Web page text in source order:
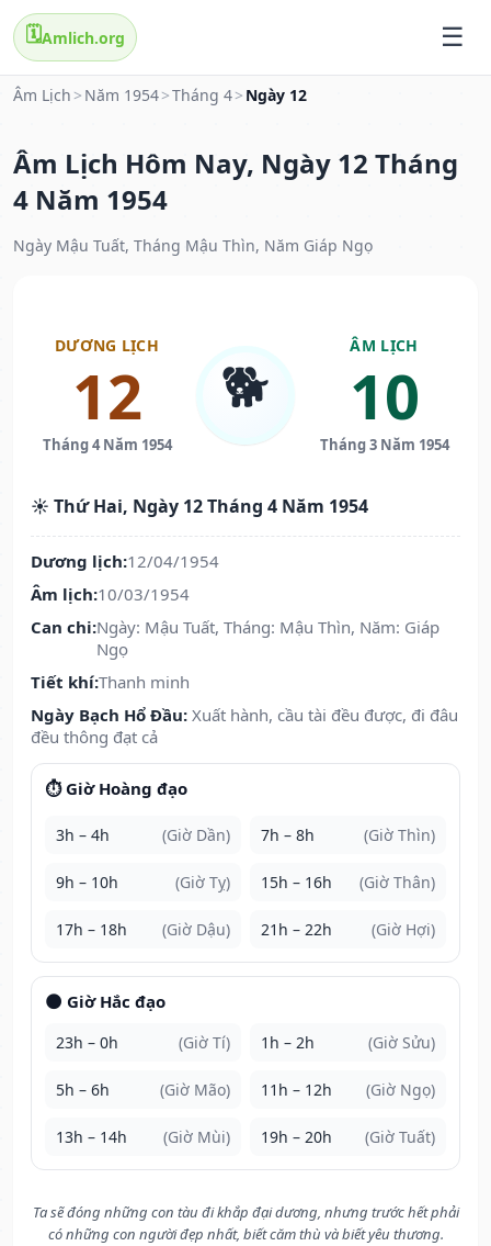
🗓️Amlich.org
Âm Lịch > Năm 1954>Tháng 4> Ngày 12
Âm Lịch Hôm Nay, Ngày 12 Tháng
4 Năm 1954
Ngày Mậu Tuất, Tháng Mậu Thìn, Năm Giáp Ngọ
DƯƠNG LỊCH
12
Tháng 4 Năm 1954
🐕
ÂM LỊCH
10
Tháng 3 Năm 1954
☀️ Thứ Hai, Ngày 12 Tháng 4 Năm 1954
Dương lịch:12/04/1954
Âm lịch:10/03/1954
Can chi:Ngày: Mậu Tuất, Tháng: Mậu Thìn, Năm: Giáp
Ngọ
Tiết khí:Thanh minh
Ngày Bạch Hổ Đầu: Xuất hành, cầu tài đều được, đi đâu
đều thông đạt cả
⏱️ Giờ Hoàng đạo
3h – 4h (Giờ Dần) 7h – 8h (Giờ Thìn)
9h – 10h (Giờ Tỵ) 15h – 16h (Giờ Thân)
17h – 18h (Giờ Dậu) 21h – 22h (Giờ Hợi)
🌑 Giờ Hắc đạo
23h – 0h (Giờ Tí) 1h – 2h (Giờ Sửu)
5h – 6h (Giờ Mão) 11h – 12h (Giờ Ngọ)
13h – 14h (Giờ Mùi) 19h – 20h (Giờ Tuất)
Ta sẽ đóng những con tàu đi khắp đại dương, nhưng trước hết phải
có những con người đẹp nhất, biết căm thù và biết yêu thương.